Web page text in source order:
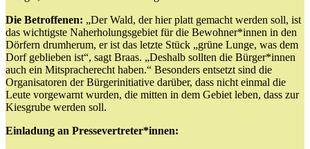
Die Betroffenen: „Der Wald, der hier platt gemacht werden soll, ist
das wichtigste Naherholungsgebiet für die Bewohner*innen in den
Dörfern drumherum, er ist das letzte Stück „grüne Lunge, was dem
Dorf geblieben ist“, sagt Braas. „Deshalb sollten die Bürger*innen
auch ein Mitspracherecht haben.“ Besonders entsetzt sind die
Organisatoren der Bürgerinitiative darüber, dass nicht einmal die
Leute vorgewarnt wurden, die mitten in dem Gebiet leben, dass zur
Kiesgrube werden soll.
Einladung an Pressevertreter*innen: